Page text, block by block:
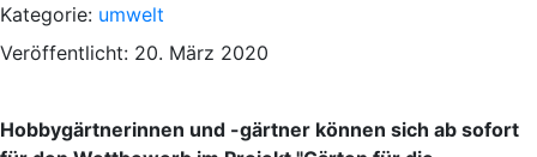
Kategorie: umwelt
Veröffentlicht: 20. März 2020
Hobbygärtnerinnen und -gärtner können sich ab sofort